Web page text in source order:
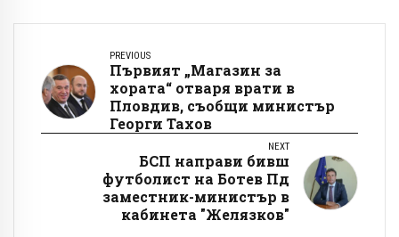
PREVIOUS
Първият „Магазин за
хората“ отваря врати в
Пловдив, съобщи министър
Георги Тахов
NEXT
БСП направи бивш
футболист на Ботев Пд
заместник-министър в
кабинета "Желязков"